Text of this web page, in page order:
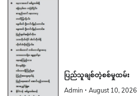
ပြည်သူချစ်တဲ့စစ်မှုထမ်း
Admin August 10, 2026